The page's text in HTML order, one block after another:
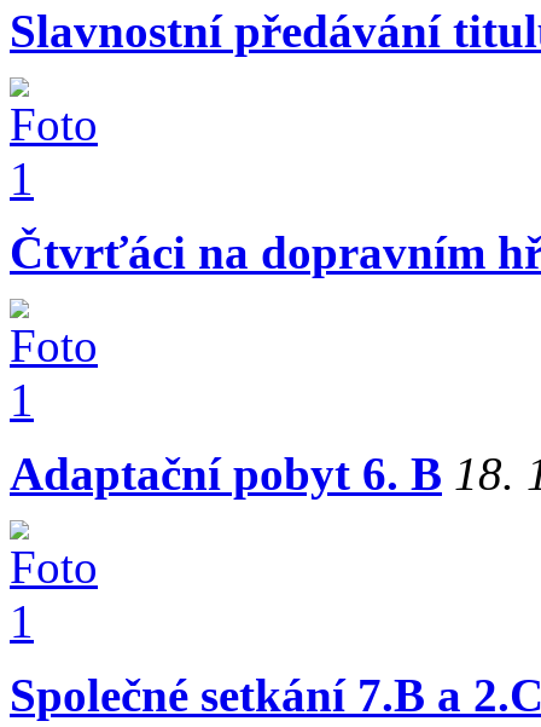
Slavnostní předávání
Čtvrťáci na dopravním
Adaptační pobyt 6. B 18.
Společné setkání 7.B a